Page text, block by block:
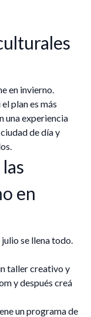
en invierno.
plan es más
una experiencia
de día y
en
se llena todo.
taller creativo y
y después creá
un programa de